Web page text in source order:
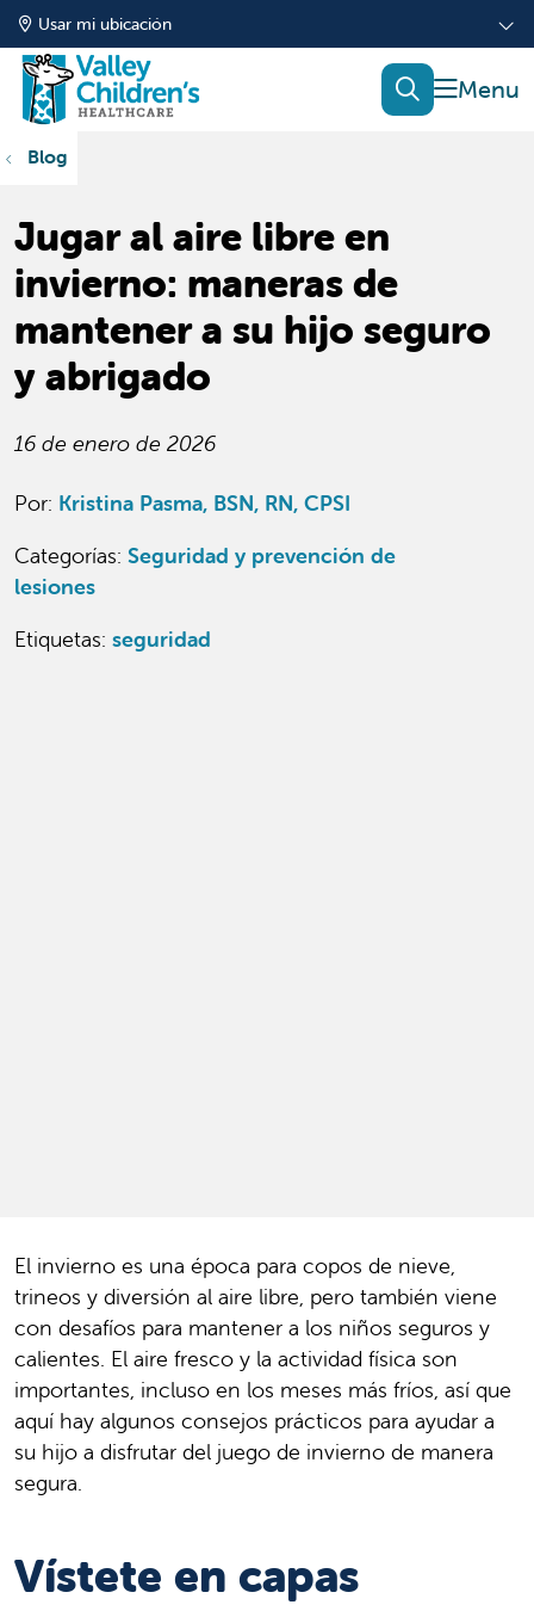
Usar mi ubicación
mostrar
buscar
Blog
Jugar al aire libre en
invierno: maneras de
mantener a su hijo seguro
y abrigado
16 de enero de 2026
Por: Kristina Pasma, BSN, RN, CPSI
Categorías: Seguridad y prevención de
lesiones
Etiquetas: seguridad
El invierno es una época para copos de nieve,
trineos y diversión al aire libre, pero también viene
con desafíos para mantener a los niños seguros y
calientes. El aire fresco y la actividad física son
importantes, incluso en los meses más fríos, así que
aquí hay algunos consejos prácticos para ayudar a
su hijo a disfrutar del juego de invierno de manera
segura.
Vístete en capas